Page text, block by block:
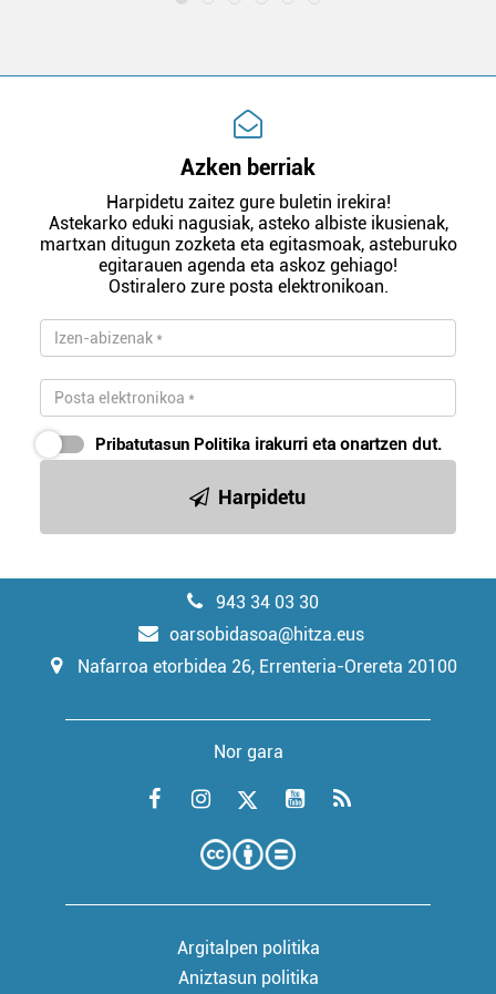
Azken berriak
Harpidetu zaitez gure buletin irekira!
Astekarko eduki nagusiak, asteko albiste ikusienak,
martxan ditugun zozketa eta egitasmoak, asteburuko
egitarauen agenda eta askoz gehiago!
Ostiralero zure posta elektronikoan.
Pribatutasun Politika irakurri eta onartzen dut.
Harpidetu
943 34 03 30
oarsobidasoa@hitza.eus
Nafarroa etorbidea 26, Errenteria-Orereta 20100
Nor gara
Argitalpen politika
Aniztasun politika